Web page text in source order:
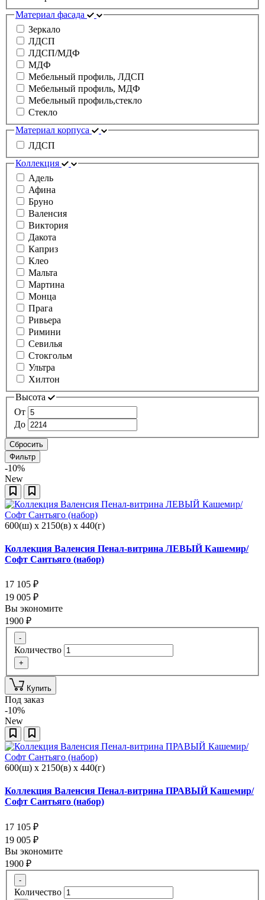
Материал фасада
Зеркало
ЛДСП
ЛДСП/МДФ
МДФ
Мебельный профиль, ЛДСП
Мебельный профиль, МДФ
Мебельный профиль,стекло
Стекло
Материал корпуса
ЛДСП
Коллекция
Адель
Афина
Бруно
Валенсия
Виктория
Дакота
Каприз
Клео
Мальта
Мартина
Монца
Прага
Ривьера
Римини
Севилья
Стокгольм
Ультра
Хилтон
Высота
От
До
Сбросить
Фильтр
-10%
New
600(ш) x 2150(в) x 440(г)
Коллекция Валенсия Пенал-витрина ЛЕВЫЙ Кашемир/
Софт Сантьяго (набор)
17 105 ₽
19 005 ₽
Вы экономите
1900 ₽
-
Количество
+
Купить
Под заказ
-10%
New
600(ш) x 2150(в) x 440(г)
Коллекция Валенсия Пенал-витрина ПРАВЫЙ Кашемир/
Софт Сантьяго (набор)
17 105 ₽
19 005 ₽
Вы экономите
1900 ₽
-
Количество